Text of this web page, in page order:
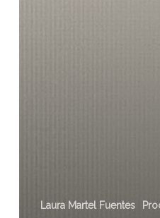
Laura Martel Fuentes